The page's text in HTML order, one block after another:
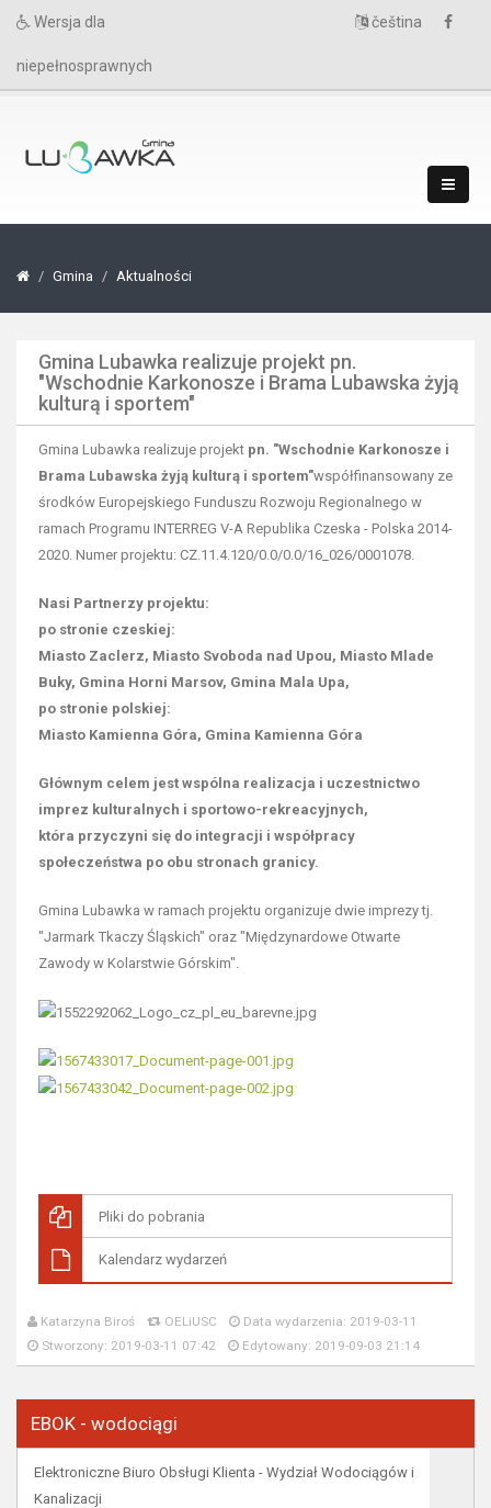
Wersja dla
niepełnosprawnych
čeština
Gmina Aktualności
Gmina Lubawka realizuje projekt pn.
"Wschodnie Karkonosze i Brama Lubawska żyją
kulturą i sportem"
Gmina Lubawka realizuje projekt pn. "Wschodnie Karkonosze i
Brama Lubawska żyją kulturą i sportem"współfinansowany ze
środków Europejskiego Funduszu Rozwoju Regionalnego w
ramach Programu INTERREG V-A Republika Czeska - Polska 2014-
2020. Numer projektu: CZ.11.4.120/0.0/0.0/16_026/0001078.
Nasi Partnerzy projektu:
po stronie czeskiej:
Miasto Zaclerz, Miasto Svoboda nad Upou, Miasto Mlade
Buky, Gmina Horni Marsov, Gmina Mala Upa,
po stronie polskiej:
Miasto Kamienna Góra, Gmina Kamienna Góra
Głównym celem jest wspólna realizacja i uczestnictwo
imprez kulturalnych i sportowo-rekreacyjnych,
która przyczyni się do integracji i współpracy
społeczeństwa po obu stronach granicy.
Gmina Lubawka w ramach projektu organizuje dwie imprezy tj.
"Jarmark Tkaczy Śląskich" oraz "Międzynardowe Otwarte
Zawody w Kolarstwie Górskim".
Pliki do pobrania
Kalendarz wydarzeń
Katarzyna Biroś OELiUSC
Data wydarzenia: 2019-03-11
Stworzony: 2019-03-11 07:42
Edytowany: 2019-09-03 21:14
EBOK - wodociągi
Elektroniczne Biuro Obsługi Klienta - Wydział Wodociągów i
Kanalizacji